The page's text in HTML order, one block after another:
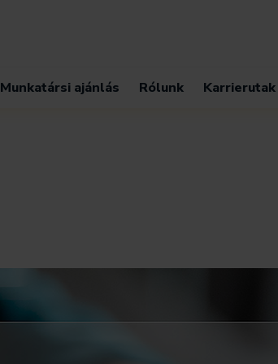
Munkatársi ajánlás Rólunk Karrierutak